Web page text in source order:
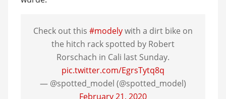
Check out this #modelywith a dirt bike on
the hitch rack spotted by Robert
Rorschach in Cali last Sunday.
pic.twitter.com/EgrsTytq8q
— @spotted_model (@spotted_model)
February 21, 2020